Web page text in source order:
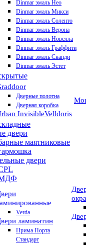
Dinmar эмаль Нео
Dinmar эмаль Микси
Dinmar эмаль Соленто
Dinmar эмаль Верона
Dinmar эмаль Новелла
Dinmar эмаль Граффити
Dinmar эмаль Сканди
Dinmar эмаль Эстет
Дверные полотна
Дверная коробка
InvisibleVelldoris
двери
маятниковые
двери
МДФ
Verda
ламинатин
Прима Порта
Стандарт